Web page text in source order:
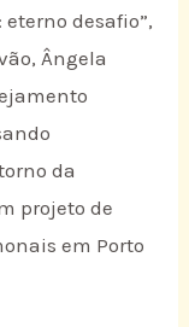
desafio”,
Ângela
da
projeto de
em Porto